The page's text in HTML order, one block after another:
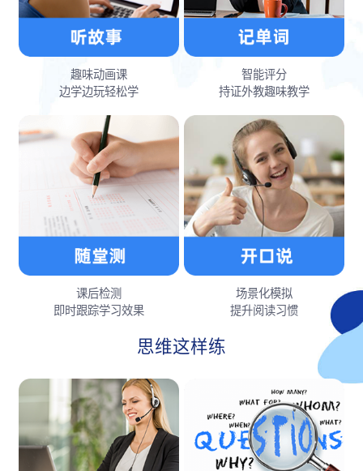
趣味动画课
边学边玩轻松学
智能评分
持证外教趣味教学
课后检测
即时跟踪学习效果
场景化模拟
提升阅读习惯
思维这样练